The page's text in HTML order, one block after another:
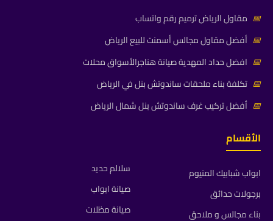
📅 مقاول الرياض ترميم رقم واتساب
📅 أفضل مقاول مجالس أسمنت للبيع الرياض
📅 افضل حداد المهدية صيانة هناجرالأسواق محلات
📅 تكلفة بناء ملحقات ساندوتش بنل في الرياض
📅 أفضل تركيب غرف ساندوتش بنل شمال الرياض
الأقسام
ابواب شبابيك المنيوم
برجولات حدائق
بناء مجالس و ملاحق
سلالم حديد
صيانة ابواب
صيانة مظلات